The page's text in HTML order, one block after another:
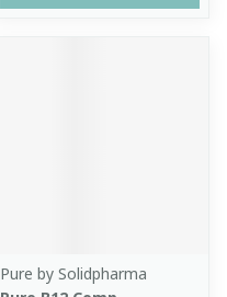
Pure by Solidpharma